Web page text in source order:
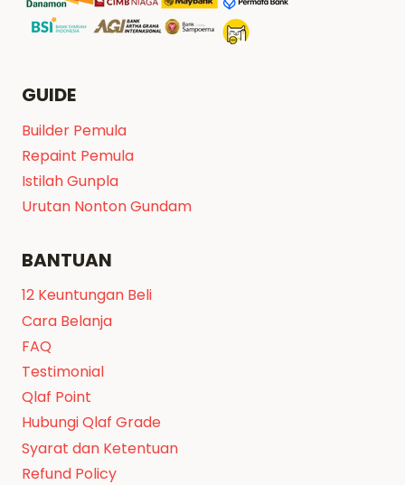
GUIDE
Builder Pemula
Repaint Pemula
Istilah Gunpla
Urutan Nonton Gundam
BANTUAN
12 Keuntungan Beli
Cara Belanja
FAQ
Testimonial
Qlaf Point
Hubungi Qlaf Grade
Syarat dan Ketentuan
Refund Policy